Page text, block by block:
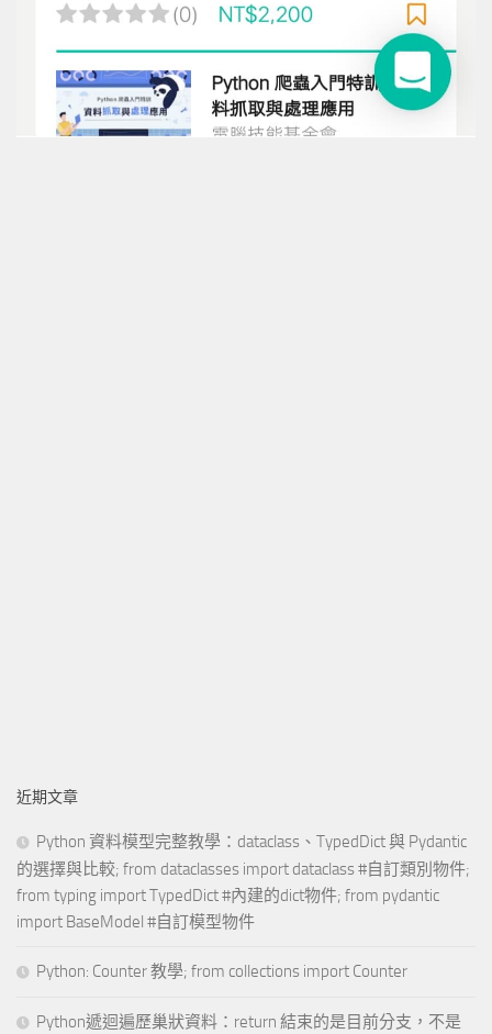
近期文章
Python 資料模型完整教學：dataclass、TypedDict 與 Pydantic
的選擇與比較; from dataclasses import dataclass #自訂類別物件;
from typing import TypedDict #內建的dict物件; from pydantic
import BaseModel #自訂模型物件
Python: Counter 教學; from collections import Counter
Python遞迴遍歷巢狀資料：return 結束的是目前分支，不是